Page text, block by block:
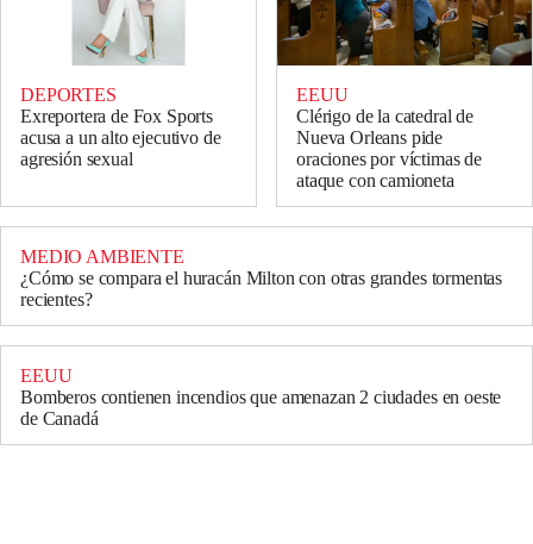
DEPORTES
Exreportera de Fox Sports
acusa a un alto ejecutivo de
agresión sexual
EEUU
Clérigo de la catedral de
Nueva Orleans pide
oraciones por víctimas de
ataque con camioneta
MEDIO AMBIENTE
¿Cómo se compara el huracán Milton con otras grandes tormentas
recientes?
EEUU
Bomberos contienen incendios que amenazan 2 ciudades en oeste
de Canadá